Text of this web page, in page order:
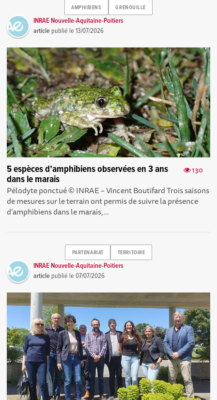
AMPHIBIENS GRENOUILLE
INRAE Nouvelle-Aquitaine-Poitiers
article publié le13/07/2026
130
5 espèces d’amphibiens observées en 3 ans
dans le marais
Pélodyte ponctué © INRAE – Vincent Boutifard Trois saisons
de mesures sur le terrain ont permis de suivre la présence
d’amphibiens dans le marais,...
PARTENARIAT TERRITOIRE
INRAE Nouvelle-Aquitaine-Poitiers
article publié le07/07/2026